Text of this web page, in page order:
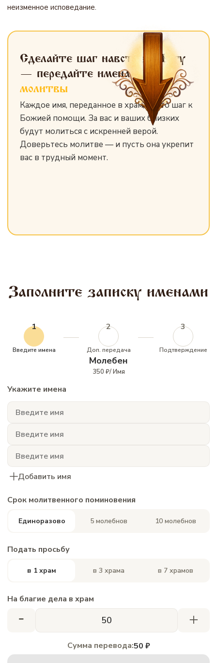
неизменное исповедание.
Сделайте шаг навстречу Богу
— передайте именадля
молитвы
Каждое имя, переданное в храм, — это шаг к
Божией помощи. За вас и ваших близких
будут молиться с искренней верой.
Доверьтесь молитве — и пусть она укрепит
вас в трудный момент.
Заполните записку именами
1
Введите имена
2
Доп. передача
3
Подтверждение
Молебен
350 ₽/ Имя
Укажите имена
Добавить имя
Срок молитвенного поминовения
Единоразово 5 молебнов 10 молебнов
Подать просьбу
в 1 храм в 3 храма в 7 храмов
На благие дела в храм
- +
Сумма перевода:50 ₽